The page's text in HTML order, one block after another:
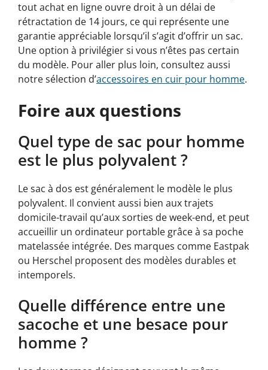
tout achat en ligne ouvre droit à un délai de
rétractation de 14 jours, ce qui représente une
garantie appréciable lorsqu’il s’agit d’offrir un sac.
Une option à privilégier si vous n’êtes pas certain
du modèle. Pour aller plus loin, consultez aussi
notre sélection d’accessoires en cuir pour homme.
Foire aux questions
Quel type de sac pour homme
est le plus polyvalent ?
Le sac à dos est généralement le modèle le plus
polyvalent. Il convient aussi bien aux trajets
domicile-travail qu’aux sorties de week-end, et peut
accueillir un ordinateur portable grâce à sa poche
matelassée intégrée. Des marques comme Eastpak
ou Herschel proposent des modèles durables et
intemporels.
Quelle différence entre une
sacoche et une besace pour
homme ?